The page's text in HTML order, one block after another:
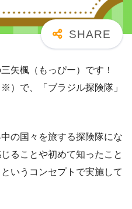
矢楓（もっぴー）です！
）で、「ブラジル探険隊」
の国々を旅する探険隊にな
ることや初めて知ったこと
いうコンセプトで実施して